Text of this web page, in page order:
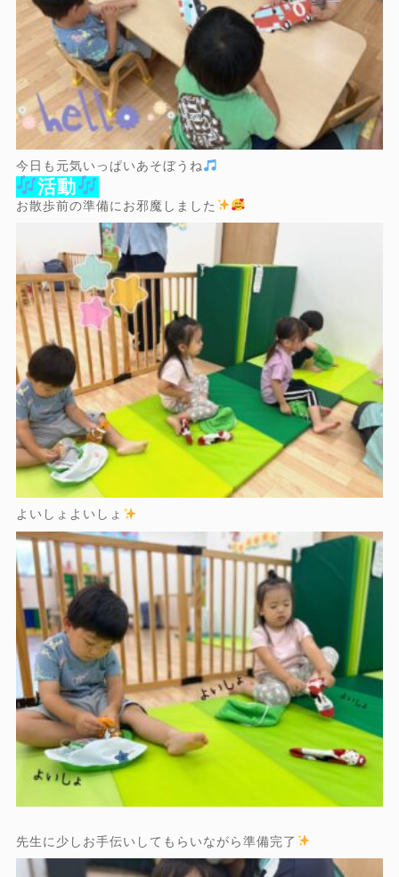
今日も元気いっぱいあそぼうね
活動
お散歩前の準備にお邪魔しました
よいしょよいしょ
先生に少しお手伝いしてもらいながら準備完了